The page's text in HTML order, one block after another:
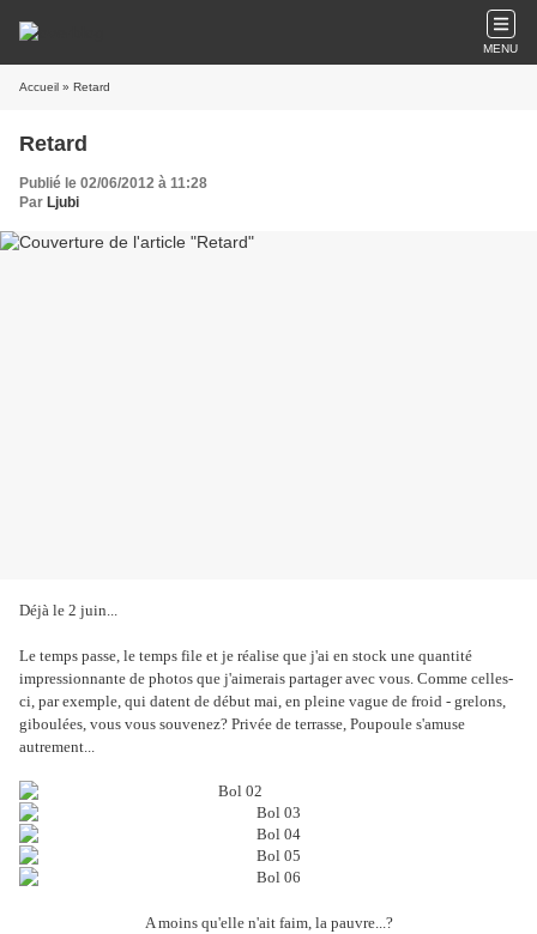
MENU
Accueil » Retard
Retard
Publié le 02/06/2012 à 11:28
Par Ljubi
Déjà le 2 juin...
Le temps passe, le temps file et je réalise que j'ai en stock une quantité
impressionnante de photos que j'aimerais partager avec vous. Comme celles-
ci, par exemple, qui datent de début mai, en pleine vague de froid - grelons,
giboulées, vous vous souvenez? Privée de terrasse, Poupoule s'amuse
autrement...
A moins qu'elle n'ait faim, la pauvre...?